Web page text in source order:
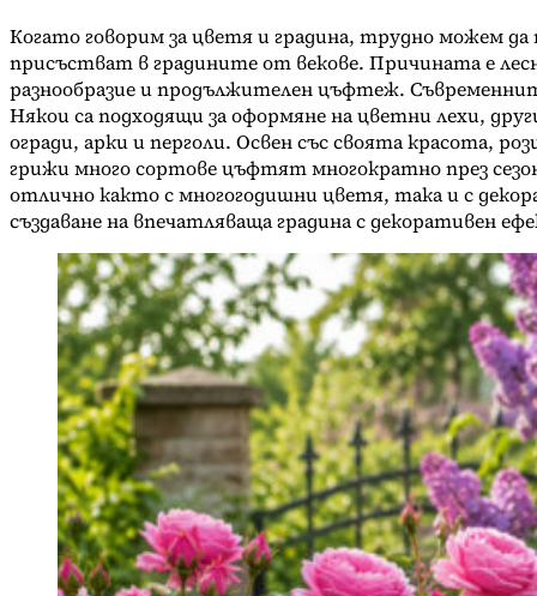
Когато говорим за цветя и градина, трудно можем
присъстват в градините от векове. Причината е
разнообразие и продължителен цъфтеж.
Някои са подходящи за оформяне на цветни лехи,
огради, арки и перголи. Освен със своята красота,
грижи много сортове цъфтят многократно през
отлично както с многогодишни цветя, така и с
създаване на впечатляваща градина с декоративен